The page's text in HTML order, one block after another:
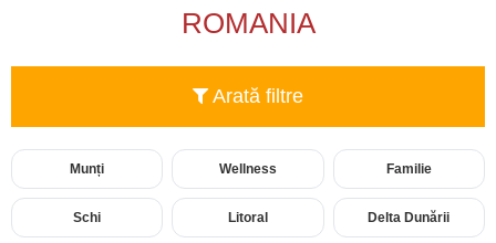
ROMANIA
Arată filtre
Munți Wellness Familie
Schi Litoral Delta Dunării